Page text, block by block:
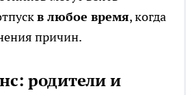
в любое время, когда
причин.
родители и